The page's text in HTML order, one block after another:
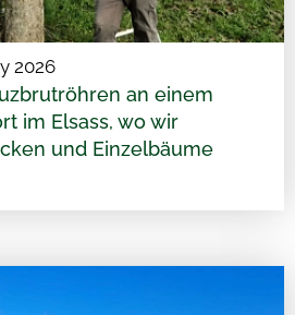
2026
an einem
im Elsass, wo wir
und Einzelbäume